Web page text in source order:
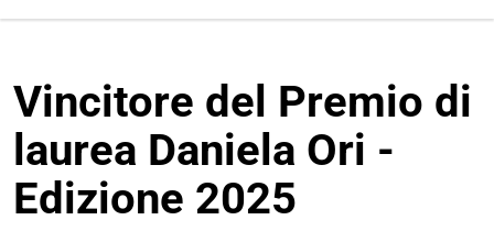
Vincitore del Premio di
laurea Daniela Ori -
Edizione 2025